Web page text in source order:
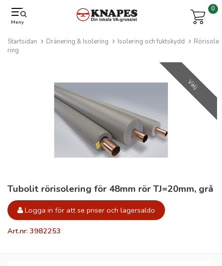
Meny
0
Startsidan Dränering & Isolering Isolering och fuktskydd
Rörisole
ring
Välj
Tubolit rörisolering för 48mm rör TJ=20mm, grå
Logga in för att se priser och lagersaldo
Art.nr: 3982253